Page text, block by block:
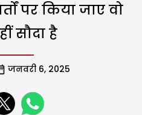
पर किया जाए वो
सौदा है
जनवरी 6, 2025